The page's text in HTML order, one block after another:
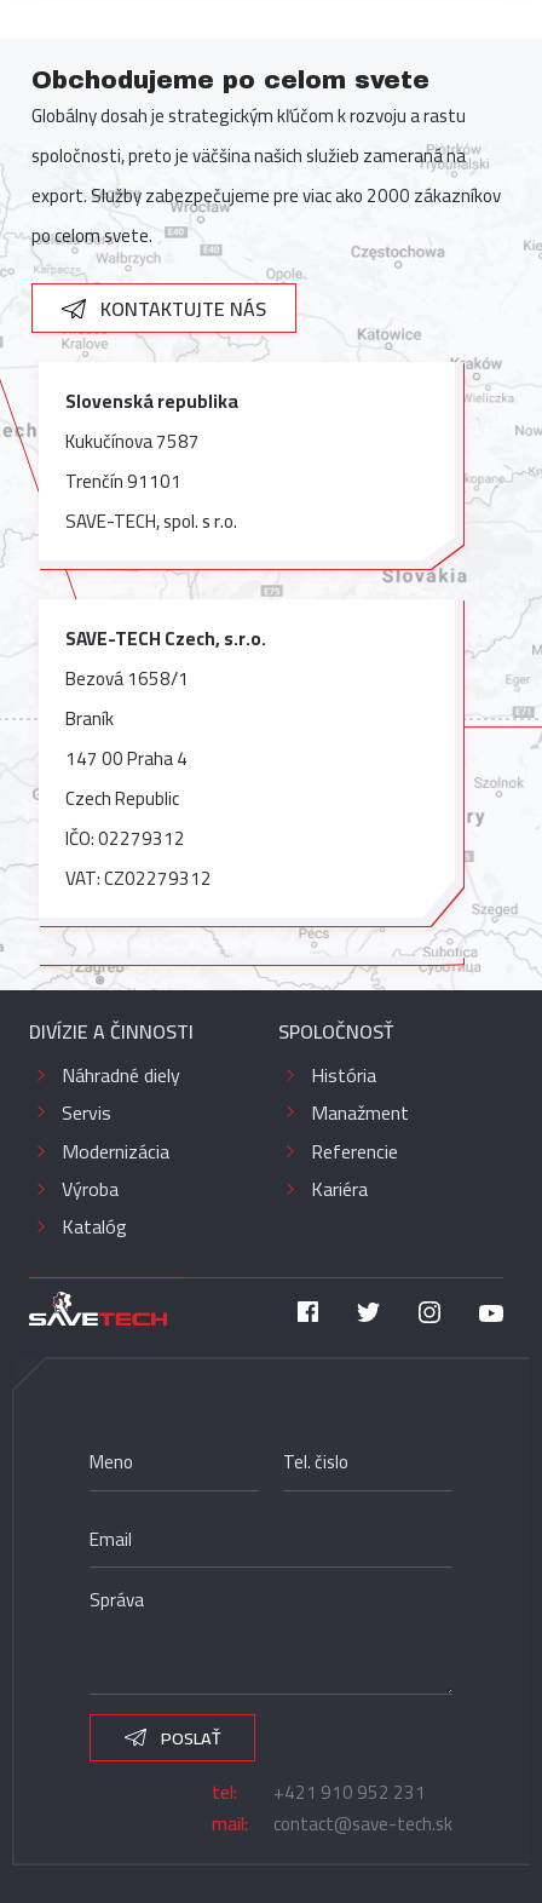
Obchodujeme po celom svete
Globálny dosah je strategickým kľúčom k rozvoju a rastu
spoločnosti, preto je väčšina našich služieb zameraná na
export. Služby zabezpečujeme pre viac ako 2000 zákazníkov
po celom svete.
KONTAKTUJTE NÁS
Slovenská republika
Kukučínova 7587
Trenčín 91101
SAVE-TECH, spol. s r.o.
SAVE-TECH Czech, s.r.o.
Bezová 1658/1
Braník
147 00 Praha 4
Czech Republic
IČO: 02279312
VAT: CZ02279312
DIVÍZIE A ČINNOSTI
Náhradné diely
Servis
Modernizácia
Výroba
Katalóg
SPOLOČNOSŤ
História
Manažment
Referencie
Kariéra
POSLAŤ
tel:
+421 910 952 231
mail:
contact@save-tech.sk